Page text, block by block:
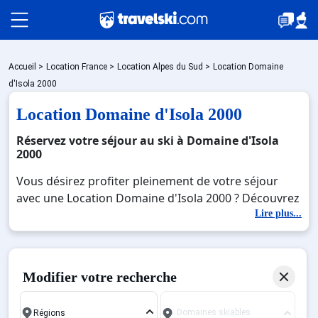
Packages
🚆Train de nuit
Bons plans
Accueil > Location France > Location Alpes du Sud > Location Domaine
d'Isola 2000
Location Domaine d'Isola 2000
Réservez votre séjour au ski à Domaine d'Isola
2000
Vous désirez profiter pleinement de votre séjour
avec une Location Domaine d'Isola 2000 ? Découvrez
nos offres de Location Domaine d'Isola 2000 pour
skier sans limite à noel, jour de l'an, février. Fermez
les yeux et imaginez… Profitez de votre Location
moderne où vous pourrez mêler les plaisirs de la
Lire plus...
Modifier votre recherche
Domaines skiables